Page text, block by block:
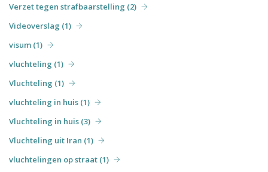
Verzet tegen strafbaarstelling (2)
Videoverslag (1)
visum (1)
vluchteling (1)
Vluchteling (1)
vluchteling in huis (1)
Vluchteling in huis (3)
Vluchteling uit Iran (1)
vluchtelingen op straat (1)